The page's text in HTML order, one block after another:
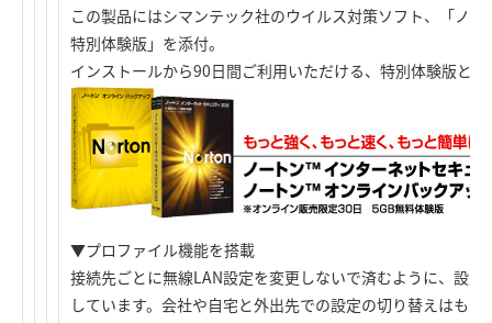
この製品にはシマンテック社のウイルス対策ソフト、「ノ
特別体験版」を添付。
インストールから90日間ご利用いただける、特別体験版とな
▼プロファイル機能を搭載
接続先ごとに無線LAN設定を変更しないで済むように、設
しています。会社や自宅と外出先での設定の切り替えはも